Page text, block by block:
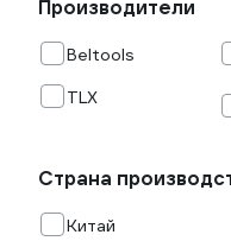
Производители
Beltools
TLX
Страна
Китай